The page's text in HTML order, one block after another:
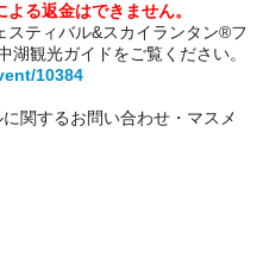
る返金はできません。
スティバル&スカイランタン®フ
湖観光ガイドをご覧ください。
10384
関するお問い合わせ・マスメ